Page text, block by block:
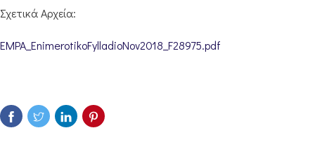
Σχετικά Αρχεία:
EMPA_EnimerotikoFylladioNov2018_F28975.pdf